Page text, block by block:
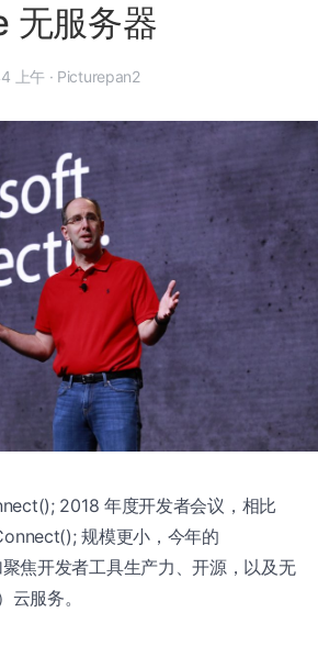
无服务器
月 5 日, 9:44 上午 · Picturepan2
2018 年度开发者会议，相比
规模更小，今年的
焦开发者工具生产力、开源，以及无
云服务。